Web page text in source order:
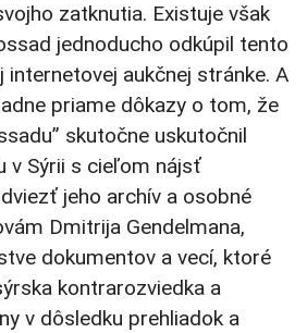
zatknutia. Existuje však
jednoducho odkúpil tento
internetovej aukčnej stránke. A
priame dôkazy o tom, že
skutočne uskutočnil
v Sýrii s cieľom nájsť
jeho archív a osobné
Dmitrija Gendelmana,
dokumentov a vecí, ktoré
kontrarozviedka a
v dôsledku prehliadok a